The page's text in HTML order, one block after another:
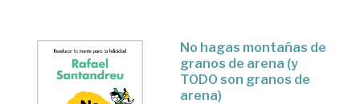
No hagas montañas de
granos de arena (y
TODO son granos de
arena)